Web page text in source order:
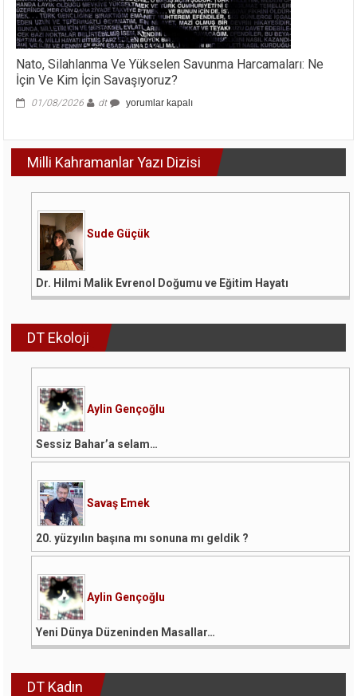
Nato, Silahlanma Ve Yükselen Savunma Harcamaları: Ne
İçin Ve Kim İçin Savaşıyoruz?
01/08/2026 dt
Nato,
Savunma
Harcamaları:
Kim
yorumlar kapalı
Milli Kahramanlar Yazı Dizisi
Sude Güçük
Dr. Hilmi Malik Evrenol Doğumu ve Eğitim Hayatı
DT Ekoloji
Aylin Gençoğlu
Sessiz Bahar’a selam…
Savaş Emek
20. yüzyılın başına mı sonuna mı geldik ?
Aylin Gençoğlu
Yeni Dünya Düzeninden Masallar…
DT Kadın